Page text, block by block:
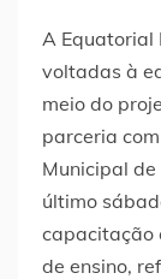
A Equatorial
voltadas à
meio do
parceria
Municipal de
último
capacitação
de ensino,